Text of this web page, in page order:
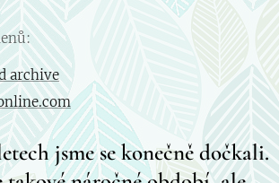
archive
jsme se konečně dočkali.